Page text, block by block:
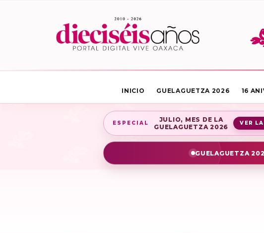
INICIO GUELAGUETZA 2026 16
ESPECIAL
JULIO, MES DE LA
GUELAGUETZA 2026
VER
GUELAGUETZA